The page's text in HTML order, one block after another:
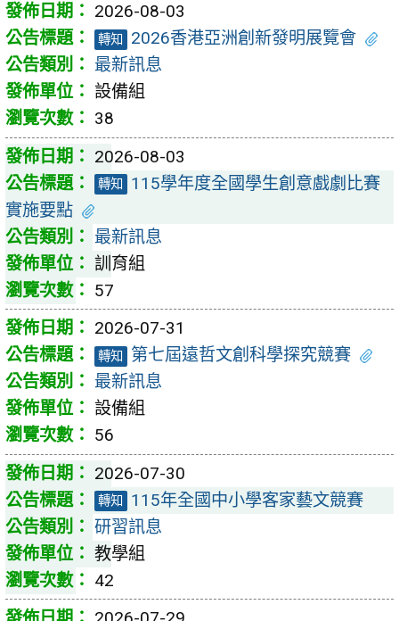
2026-08-03
轉知
2026香港亞洲創新發明展覽會
最新訊息
設備組
38
2026-08-03
轉知
115學年度全國學生創意戲劇比賽
實施要點
最新訊息
訓育組
57
2026-07-31
轉知
第七屆遠哲文創科學探究競賽
最新訊息
設備組
56
2026-07-30
轉知
115年全國中小學客家藝文競賽
研習訊息
教學組
42